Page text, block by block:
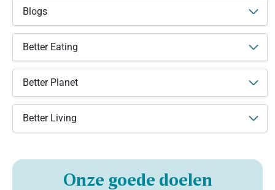
Blogs
Better Eating
Better Planet
Better Living
Onze goede doelen